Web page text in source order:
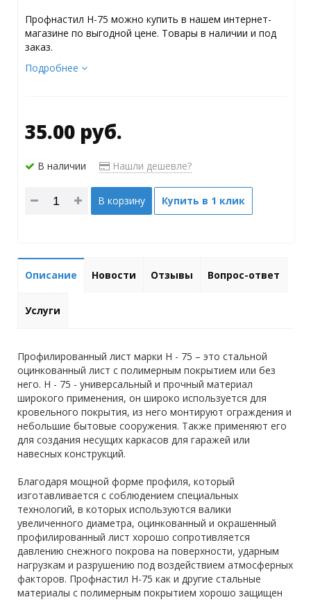
Профнастил Н-75 можно купить в нашем интернет-
магазине по выгодной цене. Товары в наличии и под
заказ.
Подробнее
35.00 руб.
В наличии Нашли дешевле?
В корзину Купить в 1 клик
Описание Новости Отзывы Вопрос-ответ
Услуги
Профилированный лист марки Н - 75 – это стальной
оцинкованный лист с полимерным покрытием или без
него. Н - 75 - универсальный и прочный материал
широкого применения, он широко используется для
кровельного покрытия, из него монтируют ограждения и
небольшие бытовые сооружения. Также применяют его
для создания несущих каркасов для гаражей или
навесных конструкций.
Благодаря мощной форме профиля, который
изготавливается с соблюдением специальных
технологий, в которых используются валики
увеличенного диаметра, оцинкованный и окрашенный
профилированный лист хорошо сопротивляется
давлению снежного покрова на поверхности, ударным
нагрузкам и разрушению под воздействием атмосферных
факторов. Профнастил Н-75 как и другие стальные
материалы с полимерным покрытием хорошо защищен